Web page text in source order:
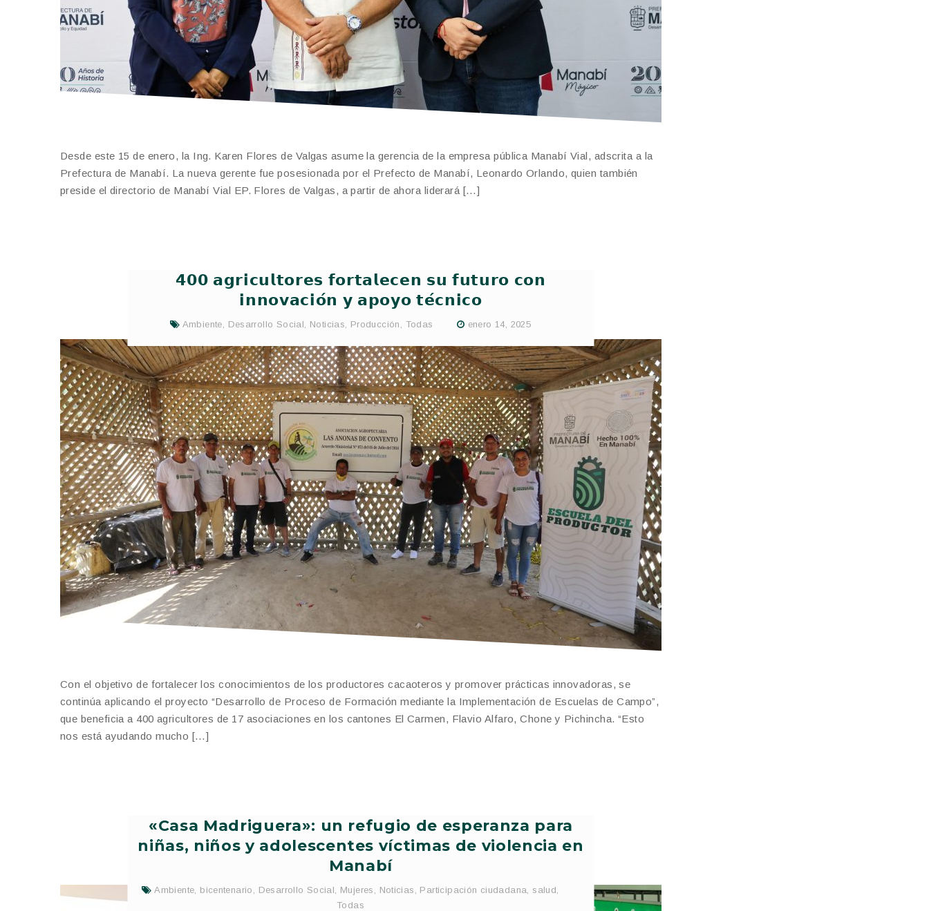
Desde este 15 de enero, la Ing. Karen Flores de Valgas asume la gerencia de la empresa pública Manabí Vial, adscrita a la
Prefectura de Manabí. La nueva gerente fue posesionada por el Prefecto de Manabí, Leonardo Orlando, quien también
preside el directorio de Manabí Vial EP. Flores de Valgas, a partir de ahora liderará […]
𝟰𝟬𝟬 𝗮𝗴𝗿𝗶𝗰𝘂𝗹𝘁𝗼𝗿𝗲𝘀 𝗳𝗼𝗿𝘁𝗮𝗹𝗲𝗰𝗲𝗻 𝘀𝘂 𝗳𝘂𝘁𝘂𝗿𝗼 𝗰𝗼𝗻
𝗶𝗻𝗻𝗼𝘃𝗮𝗰𝗶𝗼́𝗻 𝘆 𝗮𝗽𝗼𝘆𝗼 𝘁𝗲́𝗰𝗻𝗶𝗰𝗼
Ambiente, Desarrollo Social, Noticias, Producción , Todas enero 14, 2025
Con el objetivo de fortalecer los conocimientos de los productores cacaoteros y promover prácticas innovadoras, se
continúa aplicando el proyecto “Desarrollo de Proceso de Formación mediante la Implementación de Escuelas de Campo”,
que beneficia a 400 agricultores de 17 asociaciones en los cantones El Carmen, Flavio Alfaro, Chone y Pichincha. “Esto
nos está ayudando mucho […]
«Casa Madriguera»: un refugio de esperanza para
niñas, niños y adolescentes víctimas de violencia en
Manabí
Ambiente bicentenario Desarrollo Social Mujeres Noticias Participación ciudadana salud
Todas